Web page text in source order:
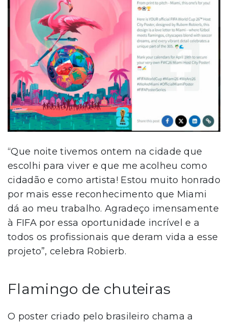
“Que noite tivemos ontem na cidade que
escolhi para viver e que me acolheu como
cidadão e como artista! Estou muito honrado
por mais esse reconhecimento que Miami
dá ao meu trabalho. Agradeço imensamente
à FIFA por essa oportunidade incrível e a
todos os profissionais que deram vida a esse
projeto”, celebra Robierb.
Flamingo de chuteiras
O poster criado pelo brasileiro chama a